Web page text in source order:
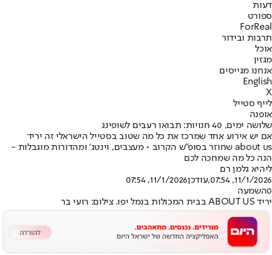
דעות
ספורט
ForReal
תרבות ובידור
אוכל
מגזין
אנחנו מגייסים
English
X
לייף סטייל
אופנה
שלושה ימים, 40 חנויות: תבואו רעבים לשופינג
אם יש אירוע אחד שמרכז את כל מה שטוב בסטייל הישראלי זה יריד
about us שחוזר בסופ"ש הקרוב • מעצבים, וינטג׳ ומהדורות מוגבלות -
הנה כל מה שמחכה לכם
ליהיא גלמן רם
11/1/2026, 07:54
,עודכן11/1/2026, 07:54
0השמעה
יריד ABOUT US בבית המכולות בנמל יפו. צילום: רועי בר